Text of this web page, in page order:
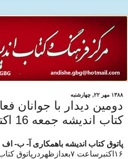
۱۳۸۸ مهر ۲۲, چهارشنبه
دومین دیدار با جوانان
کتاب اندیشه جمعه 16 اکتبر
پاتوق کتاب اندیشه باهمکاری آ- ب- اف
۱۶اکتبرساعت